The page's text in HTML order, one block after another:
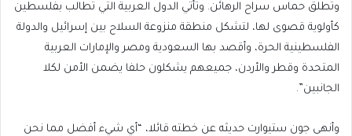
وتطلق حماس سراح الرهائن. وتأتي الدول العربية التي تطالب بفلسطين
كأولوية قصوى لها، لتشكل منطقة منزوعة السلاح بين إسرائيل والدولة
الفلسطينية الحرة، وأقصد بها السعودية ومصر والإمارات العربية
المتحدة وقطر والأردن، جميعهم يشكلون حلفا يضمن الأمن لكلا
الجانبين”.
وأنهى جون ستيوارت حديثه عن خطته قائلا، “أي شيء أفضل مما نحن